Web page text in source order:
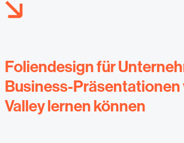
Foliendesign für
Business-Präsentationen
Valley lernen können